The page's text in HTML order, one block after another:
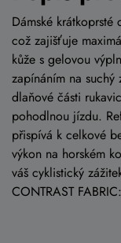
Dámské
což zajišťuje
kůže s gelovou
zapínáním na
dlaňové části
pohodlnou jízdu.
přispívá k celkové
výkon na horském
váš cyklistický
CONTRAST